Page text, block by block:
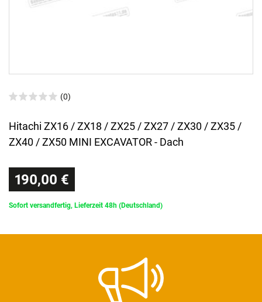
(0)
Hitachi ZX16 / ZX18 / ZX25 / ZX27 / ZX30 / ZX35 /
ZX40 / ZX50 MINI EXCAVATOR - Dach
190,00 €
Sofort versandfertig, Lieferzeit 48h (Deutschland)